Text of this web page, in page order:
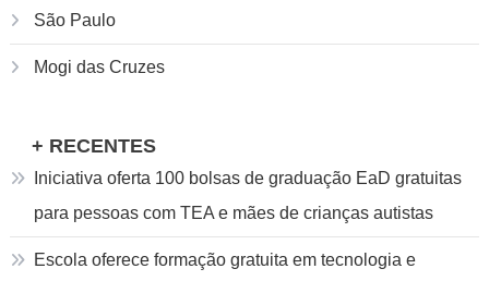
São Paulo
Mogi das Cruzes
+ RECENTES
Iniciativa oferta 100 bolsas de graduação EaD gratuitas
para pessoas com TEA e mães de crianças autistas
Escola oferece formação gratuita em tecnologia e